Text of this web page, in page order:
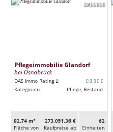
DA00606
Pflegeimmobilie Glandorf
bei Osnabrück
DAS Immo Rating
Kategorien
Pflege, Bestand
92,74 m²
Fläche von
273.051,36 €
Kaufpreise ab
62
Ein­heiten